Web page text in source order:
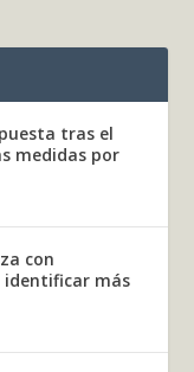
tras el
medidas por
con
más